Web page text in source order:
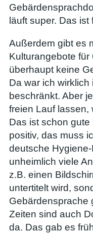
läuft super. Das ist
Außerdem gibt es
Kulturangebote
überhaupt keine
Da war ich
beschränkt. Aber
freien Lauf lassen,
Das ist schon
positiv, das muss
deutsche
unheimlich viele
z.B. einen
untertitelt wird,
Gebärdensprache
Zeiten sind auch
da. Das gab es